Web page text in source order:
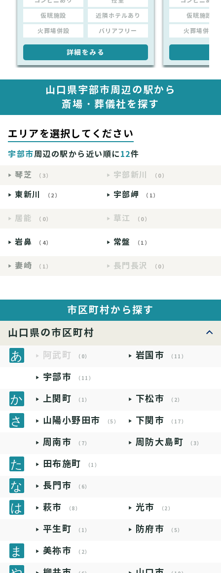
仮眠施設 近隣ホテルあり
火葬場併設 バリアフリー
詳細をみる
仮眠施設
火葬場併設
山口県宇部市周辺の駅から
斎場・葬儀社を探す
エリアを選択してください
宇部市周辺の駅から近い順に12件
琴芝
（3） 宇部新川 （0）
東新川 （2） 宇部岬 （1）
居能 （0） 草江 （0）
岩鼻 （4） 常盤 （1）
妻崎 （1） 長門長沢 （0）
市区町村から探す
山口県の市区町村
阿武町 （0） 岩国市 （11）
宇部市 （11）
上関町 （1） 下松市 （2）
山陽小野田市 （5） 下関市 （17）
周南市 （7） 周防大島町 （3）
田布施町 （1）
長門市 （6）
萩市 （8） 光市 （2）
平生町 （1） 防府市 （5）
美祢市 （2）